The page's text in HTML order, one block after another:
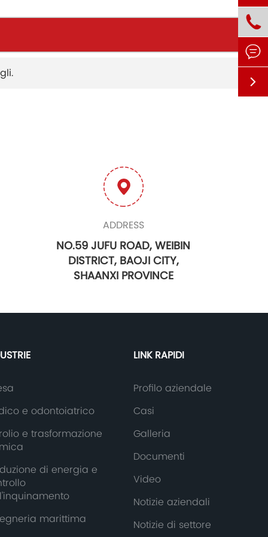
ADDRESS
NO.59 JUFU ROAD, WEIBIN
DISTRICT, BAOJI CITY,
SHAANXI PROVINCE
e odontoiatrico
e trasformazione
di energia e
marittima
LINK RAPIDI
Profilo aziendale
Casi
Galleria
Documenti
Video
Notizie aziendali
Notizie di settore


